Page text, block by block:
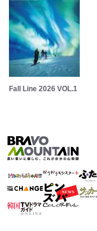
Fall Line 2026 VOL.1